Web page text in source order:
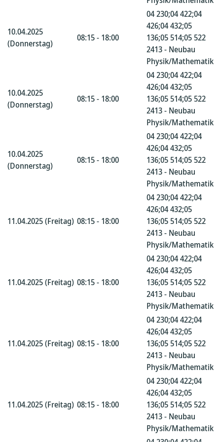
10.04.2025
(Donnerstag)
08:15 - 18:00
04 230;04 422;04
426;04 432;05
136;05 514;05 522
2413 - Neubau
Physik/Mathematik
10.04.2025
(Donnerstag)
08:15 - 18:00
04 230;04 422;04
426;04 432;05
136;05 514;05 522
2413 - Neubau
Physik/Mathematik
10.04.2025
(Donnerstag)
08:15 - 18:00
04 230;04 422;04
426;04 432;05
136;05 514;05 522
2413 - Neubau
Physik/Mathematik
11.04.2025 (Freitag) 08:15 - 18:00
04 230;04 422;04
426;04 432;05
136;05 514;05 522
2413 - Neubau
Physik/Mathematik
11.04.2025 (Freitag) 08:15 - 18:00
04 230;04 422;04
426;04 432;05
136;05 514;05 522
2413 - Neubau
Physik/Mathematik
11.04.2025 (Freitag) 08:15 - 18:00
04 230;04 422;04
426;04 432;05
136;05 514;05 522
2413 - Neubau
Physik/Mathematik
11.04.2025 (Freitag) 08:15 - 18:00
04 230;04 422;04
426;04 432;05
136;05 514;05 522
2413 - Neubau
Physik/Mathematik